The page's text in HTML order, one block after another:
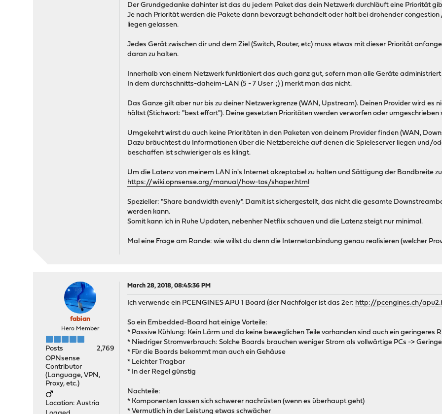
Der Grundgedanke dahinter ist das du jedem Paket das dein Netzwerk durchläuft eine Priorität
Je nach Priorität werden die Pakete dann bevorzugt behandelt oder halt bei drohender
liegen gelassen.
Jedes Gerät zwischen dir und dem Ziel (Switch, Router, etc) muss etwas mit dieser Priorität
daran zu halten.
Innerhalb von einem Netzwerk funktioniert das auch ganz gut, sofern man alle Geräte
In dem durchschnitts-daheim-LAN (5 - 7 User ;) ) merkt man das nicht.
Das Ganze gilt aber nur bis zu deiner Netzwerkgrenze (WAN, Upstream). Deinen Provider wird es
hältst (Stichwort: "best effort"). Deine gesetzten Prioritäten werden verworfen oder umgeschrieben
Umgekehrt wirst du auch keine Prioritäten in den Paketen von deinem Provider finden (WAN,
Dazu bräuchtest du Informationen über die Netzbereiche auf denen die Spieleserver liegen und/
beschaffen ist schwieriger als es klingt.
Um die Latenz von meinem LAN in's Internet akzeptabel zu halten und Sättigung der Bandbreite
https://wiki.opnsense.org/manual/how-tos/shaper.html
Spezieller: "Share bandwidth evenly". Damit ist sichergestellt, das nicht die gesamte
werden kann.
Somit kann ich in Ruhe Updaten, nebenher Netflix schauen und die Latenz steigt nur minimal.
Mal eine Frage am Rande: wie willst du denn die Internetanbindung genau realisieren (welcher
fabian
Hero Member
Posts
2,769
OPNsense
Contributor
(Language, VPN,
Proxy, etc.)
Location: Austria
March 28, 2018, 08:45:36 PM
Ich verwende ein PCENGINES APU 1 Board (der Nachfolger ist das 2er: http://pcengines.ch/
So ein Embedded-Board hat einige Vorteile:
* Passive Kühlung: Kein Lärm und da keine beweglichen Teile vorhanden sind auch ein geringeres
* Niedriger Stromverbrauch: Solche Boards brauchen weniger Strom als vollwärtige PCs ->
* Für die Boards bekommt man auch ein Gehäuse
* Leichter Tragbar
* In der Regel günstig
Nachteile:
* Komponenten lassen sich schwerer nachrüsten (wenn es überhaupt geht)
* Vermutlich in der Leistung etwas schwächer